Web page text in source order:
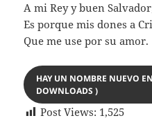
A mi Rey y buen
Es porque mis dones a
Que me use por su amor.
HAY UN NOMBRE NUEVO
DOWNLOADS )
Post Views: 1,525